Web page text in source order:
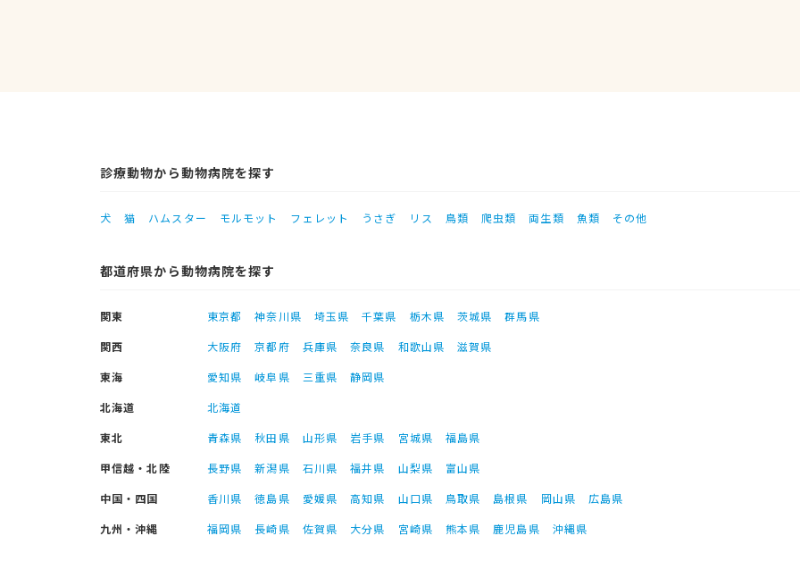
診療動物から動物病院を探す
犬 猫 ハムスター モルモット フェレット うさぎ リス 鳥類 爬虫類 両生類 魚類 その他
都道府県から動物病院を探す
関東 東京都 神奈川県 埼玉県 千葉県 栃木県 茨城県
群馬県
関西
大阪府 京都府 兵庫県 奈良県 和歌山県
滋賀県
東海
愛知県 岐阜県 三重県
静岡県
北海道
北海道
東北
青森県 秋田県 山形県 岩手県 宮城県
福島県
甲信越・北陸
長野県 新潟県 石川県 福井県 山梨県
富山県
中国・四国
香川県 徳島県 愛媛県 高知県 山口県 鳥取県 島根県 岡山県
広島県
九州・沖縄
福岡県 長崎県 佐賀県 大分県 宮崎県 熊本県 鹿児島県 沖縄県